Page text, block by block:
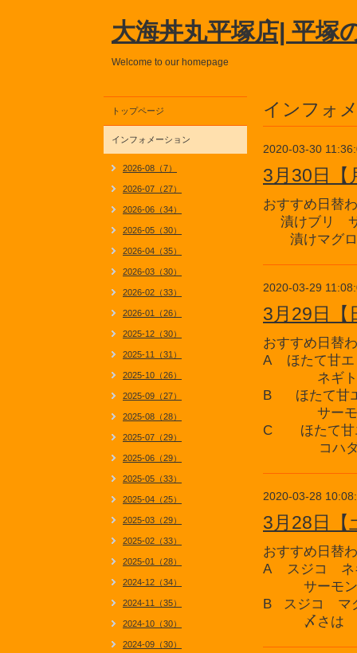
大海丼丸平塚店| 平塚
Welcome to our homepage
インフォ
2020-03-30
3月30日【
おすすめ日替
漬けブリ サ
漬けマグロ
2020-03-29
3月29日【
おすすめ日替
A ほたて甘エ
ネギト
B ほたて甘エ
サーモ
C ほたて甘
コハダ
2020-03-28
3月28日【
おすすめ日替
A スジコ
サーモン
B スジコ マ
〆さは い
トップページ
インフォメーション
2026-08（7）
2026-07（27）
2026-06（34）
2026-05（30）
2026-04（35）
2026-03（30）
2026-02（33）
2026-01（26）
2025-12（30）
2025-11（31）
2025-10（26）
2025-09（27）
2025-08（28）
2025-07（29）
2025-06（29）
2025-05（33）
2025-04（25）
2025-03（29）
2025-02（33）
2025-01（28）
2024-12（34）
2024-11（35）
2024-10（30）
2024-09（30）